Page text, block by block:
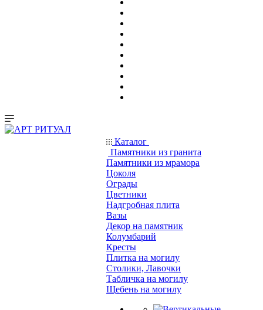
Каталог
Памятники из гранита
Памятники из мрамора
Цоколя
Ограды
Цветники
Надгробная плита
Вазы
Декор на памятник
Колумбарий
Кресты
Плитка на могилу
Столики, Лавочки
Табличка на могилу
Щебень на могилу